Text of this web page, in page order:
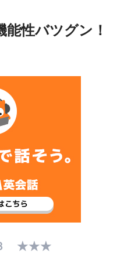
能性バツグン！
３ ★★★